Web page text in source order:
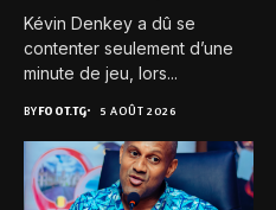
Kévin Denkey a dû se
contenter seulement d’une
minute de jeu, lors...
BYFOOT.TG 5 AOÛT 2026